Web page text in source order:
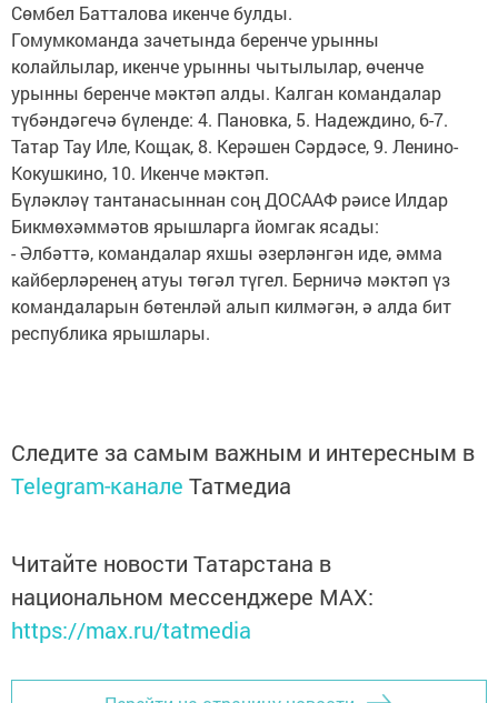
Сөмбел Батталова икенче булды.
Гомумкоманда зачетында беренче урынны
колайлылар, икенче урынны чытылылар, өченче
урынны беренче мәктәп алды. Калган командалар
түбәндәгечә бүленде: 4. Пановка, 5. Надеждино, 6-7.
Татар Тау Иле, Кощак, 8. Керәшен Сәрдәсе, 9. Ленино-
Кокушкино, 10. Икенче мәктәп.
Бүләкләү тантанасыннан соң ДОСААФ рәисе Илдар
Бикмөхәммәтов ярышларга йомгак ясады:
- Әлбәттә, командалар яхшы әзерләнгән иде, әмма
кайберләренең атуы төгәл түгел. Берничә мәктәп үз
командаларын бөтенләй алып килмәгән, ә алда бит
республика ярышлары.
Следите за самым важным и интересным в
Telegram-канале Татмедиа
Читайте новости Татарстана в
национальном мессенджере MАХ:
https://max.ru/tatmedia